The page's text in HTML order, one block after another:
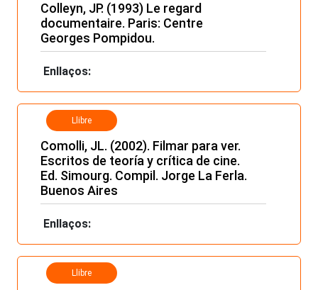
Colleyn, JP. (1993) Le regard
documentaire. Paris: Centre
Georges Pompidou.
Enllaços:
Llibre
Comolli, JL. (2002). Filmar para ver.
Escritos de teoría y crítica de cine.
Ed. Simourg. Compil. Jorge La Ferla.
Buenos Aires
Enllaços:
Llibre